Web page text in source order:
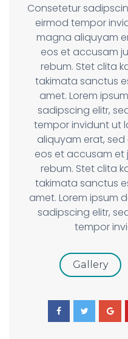
Consetetur
eirmod tempor
magna aliquyam
eos et accusam
rebum. Stet clita
takimata sanctus
amet. Lorem
sadipscing elitr,
tempor invidunt ut
aliquyam erat,
eos et accusam et
rebum. Stet clita
takimata sanctus
amet. Lorem ipsum
sadipscing elitr,
tempor
Gallery